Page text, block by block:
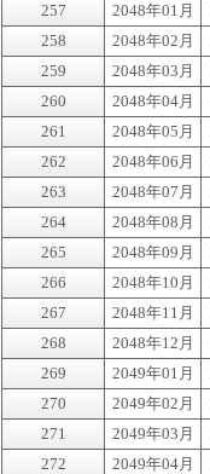
257
2048年01月
258
2048年02月
259
2048年03月
260
2048年04月
261
2048年05月
262
2048年06月
263
2048年07月
264
2048年08月
265
2048年09月
266
2048年10月
267
2048年11月
268
2048年12月
269
2049年01月
270
2049年02月
271
2049年03月
272
2049年04月